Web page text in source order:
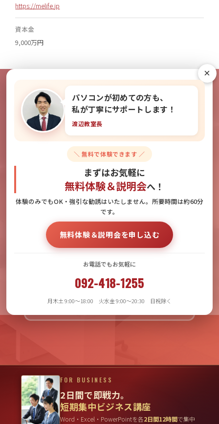
https://melife.jp
資本金
9,000万円
×
パソコンが初めての方も、
私が丁寧にサポートします！
渡辺教室長
＼ 無料で体験できます ／
まずはお気軽に
無料体験＆説明会へ！
体験のみでもOK・強引な勧誘はいたしません。所要時間は約60分
です。
無料体験＆説明会を申し込む
お電話でもお気軽に
092-418-1255
月木土 9:00〜18:00 火水金 9:00〜20:30 日祝除く
教室の雰囲気を無料で体験できま
す！
無料体験＆説明会のお申し込みはこちら
お電話でのお問い合わせ
無料体験＆説明会へのお申し込み
092-418-1255
火水金 9:00〜20:30
日祝日除く
FOR BUSINESS
2日間で即戦力。
短期集中ビジネス講座
Word・Excel・PowerPointを各2日間12時間で集中